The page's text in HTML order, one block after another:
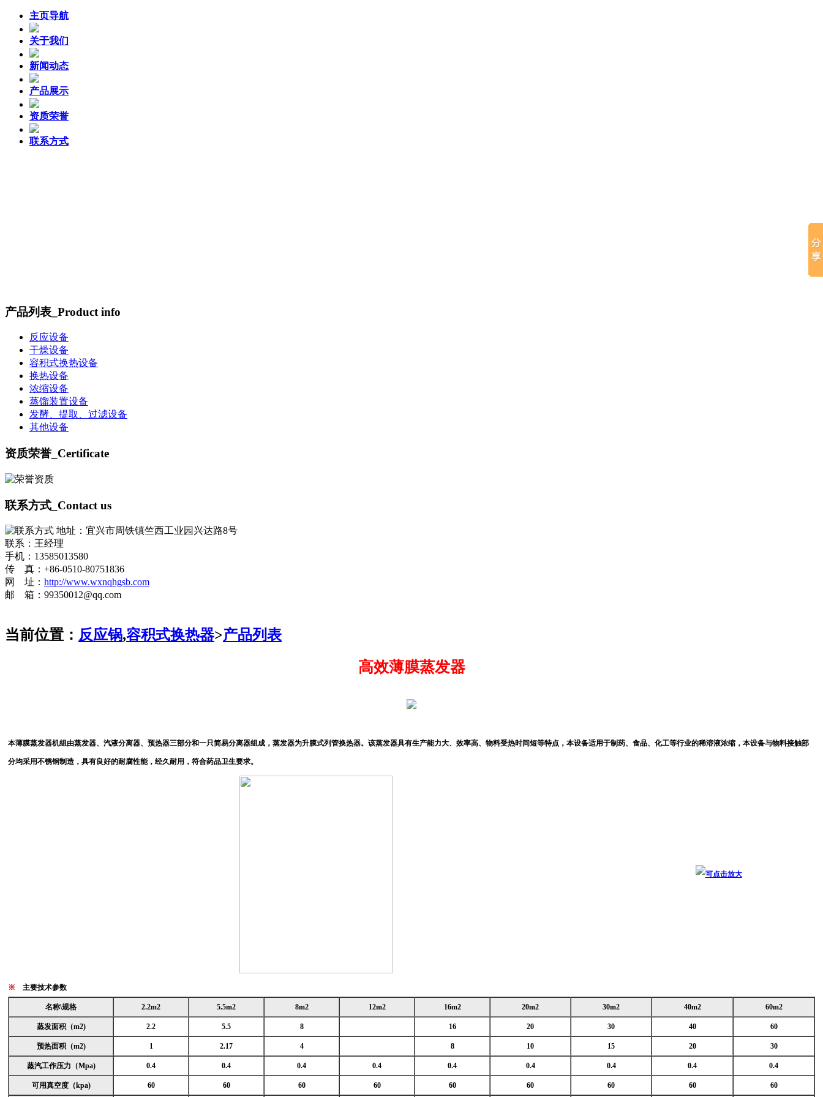
主页导航
关于我们
新闻动态
产品展示
资质荣誉
联系方式
产品列表 _Product info
反应设备
干燥设备
容积式换热设备
换热设备
浓缩设备
蒸馏装置设备
发酵、提取、过滤设备
其他设备
资质荣誉 _Certificate
联系方式 _Contact us
地址：宜兴市周铁镇竺西工业园兴达路8号
联系：王经理
手机：13585013580
传 真：+86-0510-80751836
网 址： http://www.wxnqhgsb.com
邮 箱：99350012@qq.com
当前位置： 反应锅,容积式换热器>产品列表
高效薄膜蒸发器
本薄膜蒸发器机组由蒸发器、汽液分离器、预热器三部分和一只简易分离器组成，蒸发器为升膜式列管换热器。该蒸发器具有生产能力大、效率高、物料受热时间短等特点，本设备适用于制药、食品、化工等行业的稀溶液浓缩，本设备与物料接触部
分均采用不锈钢制造，具有良好的耐腐性能，经久耐用，符合药品卫生要求。
※ 主要技术参数
名称\规格 2.2m2 5.5m2 8m2 12m2 16m2 20m2 30m2 40m2 60m2
蒸发面积（m2) 2.2 5.5 8 16 20 30 40 60
预热面积（m2) 1 2.17 4 8 10 15 20 30
蒸汽工作压力（Mpa) 0.4 0.4 0.4 0.4 0.4 0.4 0.4 0.4 0.4
可用真空度（kpa) 60 60 60 60 60 60 60 60 60